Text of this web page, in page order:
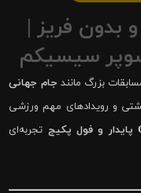
بدون فریز |
سیسیکم
بزرگ مانند جام جهانی
کشتی و رویدادهای مهم ورزشی
تجربه‌ای